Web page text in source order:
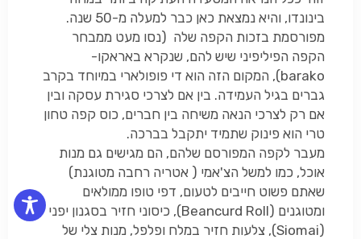
בינונדו, והיא נמצאת כאן כבר למעלה מ-50 שנה.
מפורסמת בזכות הקפה שלה (נסו מעט ממבחר
הקפה הפיליפיני שיש להם, שנקרא באראקו-
barako), המקום הזה הוא די פופולארי במיוחד בקרב
גברים בגיל העמידה. בין אם לצרכי סגירת עסקה ובין
אם רק לצרכי הנאה משיחה בין חברים, כוס קפה טחון
טרי הוא פינוק שתמיד יתקבל בברכה.
מעבר לקפה המפורסם שלהם, הם מגישים גם מנות
אוכל, כמו למשל הצ'אמי ( אטריה רחבה מטוגנת)
שאתם פשוט חייבים לטעום, דפי טופו ממולאים
ומטוגנים (Beancurd Roll), כיסוני חזיר בסגנון יפני
(
Siomai), צלעות חזיר במלח ופלפל, מנות צלי של